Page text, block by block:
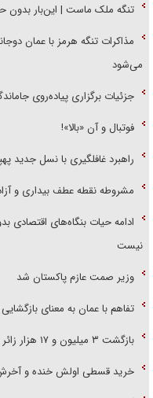
تنگه ملک ماست | این‌بار بدون
مذاکرات تنگه هرمز با عمان
می‌شود
جزئیات برگزاری پیاده‌روی
فوتبال و آن «بالا»!
راهبرد غافلگیری با نسل جدید
مشروطه نقطه عطف بیداری و
ادامه حیات بنگاه‌های
نیست
وزیر صمت عازم پاکستان شد
تفاهم با عمان به معنای
بازگشت ۳ میلیون و ۱۷ هزار زائر اربعین به کشور
خرید قسطی اولش خنده و